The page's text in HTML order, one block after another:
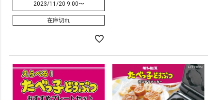
2023/11/20 9:00〜
在庫切れ